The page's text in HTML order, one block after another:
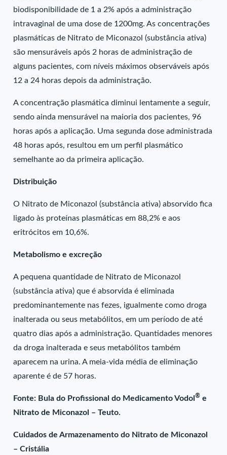
biodisponibilidade de 1 a 2% após a administração
intravaginal de uma dose de 1200mg. As concentrações
plasmáticas de Nitrato de Miconazol (substância ativa)
são mensuráveis após 2 horas de administração de
alguns pacientes, com níveis máximos observáveis após
12 a 24 horas depois da administração.
A concentração plasmática diminui lentamente a seguir,
sendo ainda mensurável na maioria dos pacientes, 96
horas após a aplicação. Uma segunda dose administrada
48 horas após, resultou em um perfil plasmático
semelhante ao da primeira aplicação.
Distribuição
O Nitrato de Miconazol (substância ativa) absorvido fica
ligado às proteínas plasmáticas em 88,2% e aos
eritrócitos em 10,6%.
Metabolismo e excreção
A pequena quantidade de Nitrato de Miconazol
(substância ativa) que é absorvida é eliminada
predominantemente nas fezes, igualmente como droga
inalterada ou seus metabólitos, em um período de até
quatro dias após a administração. Quantidades menores
da droga inalterada e seus metabólitos também
aparecem na urina. A meia-vida média de eliminação
aparente é de 57 horas.
Fonte: Bula do Profissional do Medicamento Vodol® e
Nitrato de Miconazol – Teuto.
Cuidados de Armazenamento do Nitrato de Miconazol
– Cristália